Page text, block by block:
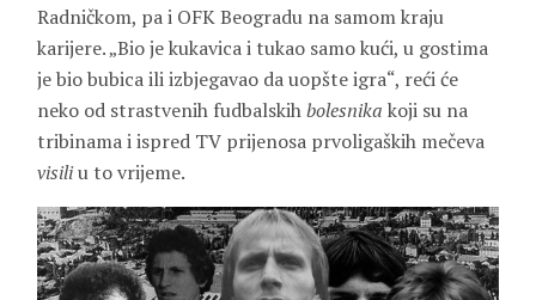
Radničkom, pa i OFK Beogradu na samom kraju
karijere. „Bio je kukavica i tukao samo kući, u gostima
je bio bubica ili izbjegavao da uopšte igra“, reći će
neko od strastvenih fudbalskihbolesnika koji su na
tribinama i ispred TV prijenosa prvoligaških mečeva
visiliu to vrijeme.